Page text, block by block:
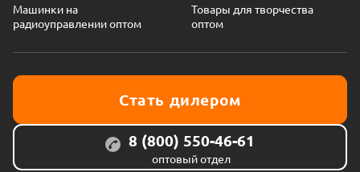
Машинки на
радиоуправлении оптом
Товары для творчества
оптом
Стать дилером
8 (800) 550-46-61
оптовый отдел